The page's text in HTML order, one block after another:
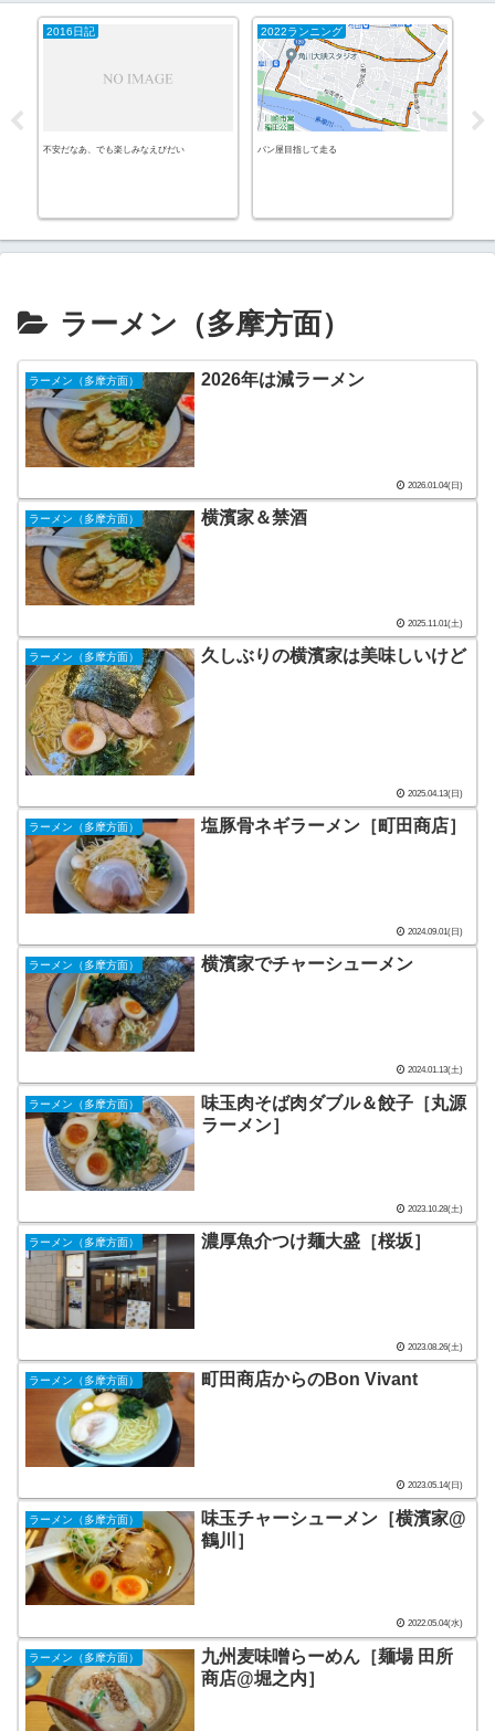
2016日記
不安だなあ、でも楽しみなえびだい
2022ランニング
パン屋目指して走る
ラーメン（多摩方面）
ラーメン（多摩方面） 2026年は減ラーメン
2026.01.04(日)
ラーメン（多摩方面） 横濱家＆禁酒
2025.11.01(土)
ラーメン（多摩方面） 久しぶりの横濱家は美味しいけど
2025.04.13(日)
ラーメン（多摩方面） 塩豚骨ネギラーメン［町田商店］
2024.09.01(日)
ラーメン（多摩方面） 横濱家でチャーシューメン
2024.01.13(土)
ラーメン（多摩方面）
味玉肉そば肉ダブル＆餃子［丸源
ラーメン］
2023.10.28(土)
ラーメン（多摩方面） 濃厚魚介つけ麺大盛［桜坂］
2023.08.26(土)
ラーメン（多摩方面） 町田商店からのBon Vivant
2023.05.14(日)
ラーメン（多摩方面）
味玉チャーシューメン［横濱家@
鶴川］
2022.05.04(水)
ラーメン（多摩方面）
九州麦味噌らーめん［麺場 田所
商店@堀之内］